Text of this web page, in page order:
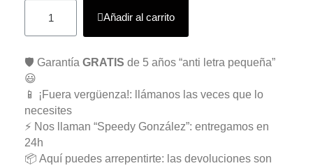
Añadir al carrito
🛡️ Garantía GRATIS de 5 años “anti letra pequeña”
😃
📱 ¡Fuera vergüenza!: llámanos las veces que lo
necesites
⚡ Nos llaman “Speedy González”: entregamos en
24h
📦 Aquí puedes arrepentirte: las devoluciones son